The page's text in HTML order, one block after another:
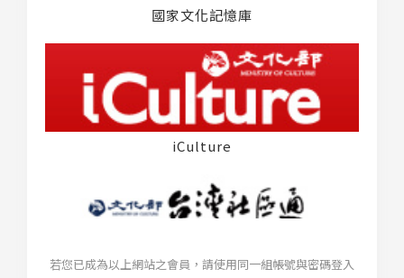
國家文化記憶庫
iCulture
若您已成為以上網站之會員，請使用同一組帳號與密碼登入